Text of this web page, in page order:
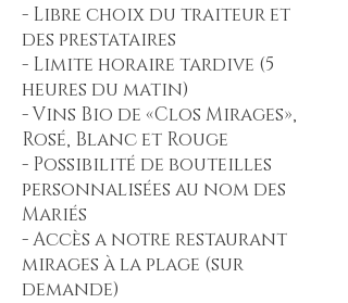
- Libre choix du traiteur et
des prestataires
- Limite horaire tardive (5
heures du matin)
- Vins Bio de «Clos Mirages»,
Rosé, Blanc et Rouge
- Possibilité de bouteilles
personnalisées au nom des
Mariés
- Accès a notre restaurant
mirages à la plage (sur
demande)